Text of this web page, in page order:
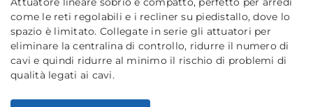
come le reti regolabili e i recliner su piedistallo, dove lo
spazio è limitato. Collegate in serie gli attuatori per
eliminare la centralina di controllo, ridurre il numero di
cavi e quindi ridurre al minimo il rischio di problemi di
qualità legati ai cavi.